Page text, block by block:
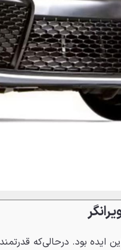
ایده بود. درحالی‌که